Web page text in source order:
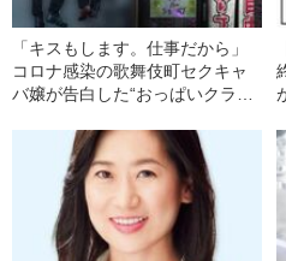
「キスもします。仕事だから」
コロナ感染の歌舞伎町セクキャ
バ嬢が告白した“おっぱいクラス